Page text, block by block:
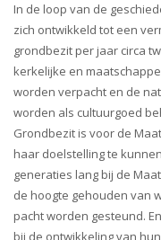
In de loop van de
zich ontwikkeld tot een
grondbezit per jaar circa
kerkelijke en
worden verpacht en de
worden als cultuurgoed
Grondbezit is voor de
haar doelstelling te
generaties lang bij de
de hoogte gehouden van
pacht worden gesteund.
bij de ontwikkeling van